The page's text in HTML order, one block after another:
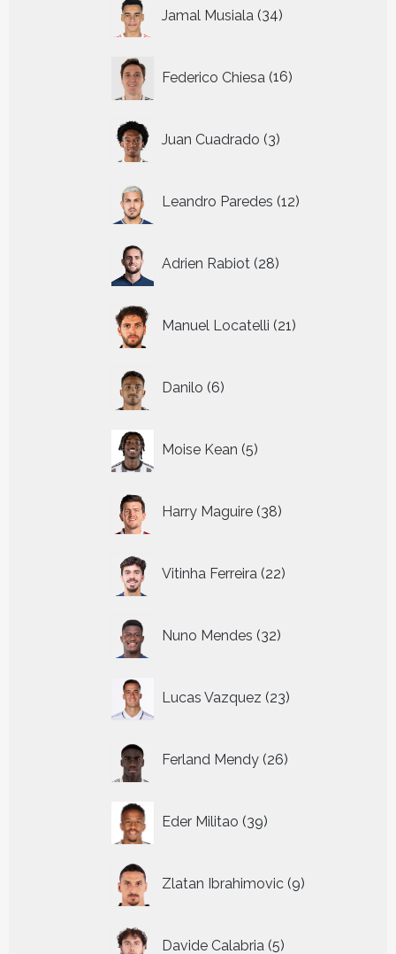
Jamal Musiala 34
producten
Federico Chiesa 16
producten
Juan Cuadrado 3
producten
Leandro Paredes 12
producten
Adrien Rabiot 28
producten
Manuel Locatelli 21
producten
Danilo 6
producten
Moise Kean 5
producten
Harry Maguire 38
producten
Vitinha Ferreira 22
producten
Nuno Mendes 32
producten
Lucas Vazquez 23
producten
Ferland Mendy 26
producten
Eder Militao 39
producten
Zlatan Ibrahimovic 9
producten
Davide Calabria 5